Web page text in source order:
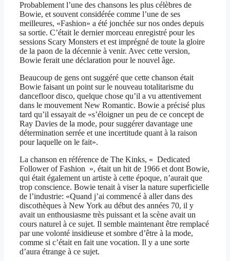
Probablement l’une des chansons les plus célèbres de
Bowie, et souvent considérée comme l’une de ses
meilleures, «Fashion» a été jonchée sur nos ondes depuis
sa sortie. C’était le dernier morceau enregistré pour les
sessions Scary Monsters et est imprégné de toute la gloire
de la paon de la décennie à venir. Avec cette version,
Bowie ferait une déclaration pour le nouvel âge.
Beaucoup de gens ont suggéré que cette chanson était
Bowie faisant un point sur le nouveau totalitarisme du
dancefloor disco, quelque chose qu’il a vu attentivement
dans le mouvement New Romantic. Bowie a précisé plus
tard qu’il essayait de «s’éloigner un peu de ce concept de
Ray Davies de la mode, pour suggérer davantage une
détermination serrée et une incertitude quant à la raison
pour laquelle on le fait».
La chanson en référence de The Kinks, « Dedicated
Follower of Fashion », était un hit de 1966 et dont Bowie,
qui était également un artiste à cette époque, n’aurait que
trop conscience. Bowie tenait à viser la nature superficielle
de l’industrie: «Quand j’ai commencé à aller dans des
discothèques à New York au début des années 70, il y
avait un enthousiasme très puissant et la scène avait un
cours naturel à ce sujet. Il semble maintenant être remplacé
par une volonté insidieuse et sombre d’être à la mode,
comme si c’était en fait une vocation. Il y a une sorte
d’aura étrange à ce sujet.